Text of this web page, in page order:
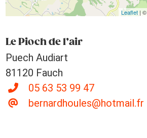
Leaflet| ©
Le Pioch de l’air
Puech Audiart
81120 Fauch
05 63 53 99 47
bernardhoules@hotmail.fr